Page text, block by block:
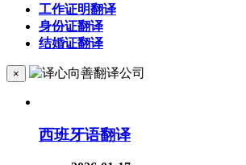
工作证明翻译
身份证翻译
结婚证翻译
×
西班牙语翻译